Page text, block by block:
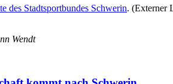
des Stadtsportbundes Schwerin. (Externer
Wendt